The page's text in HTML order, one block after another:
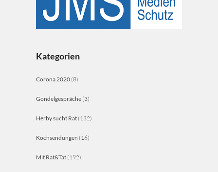
Kategorien
Corona 2020 (8)
Gondelgespräche (3)
Herby sucht Rat (132)
Kochsendungen (16)
Mit Rat&Tat (192)